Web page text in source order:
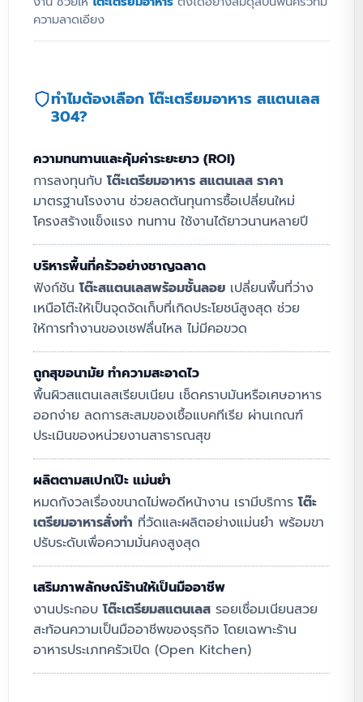
ความลาดเอียง
ทำไมต้องเลือก โต๊ะเตรียมอาหาร สแตนเลส
304?
ความทนทานและคุ้มค่าระยะยาว (ROI)
การลงทุนกับโต๊ะเตรียมอาหาร สแตนเลส ราคา
มาตรฐานโรงงาน ช่วยลดต้นทุนการซื้อเปลี่ยนใหม่
โครงสร้างแข็งแรง ทนทาน ใช้งานได้ยาวนานหลายปี
บริหารพื้นที่ครัวอย่างชาญฉลาด
ฟังก์ชันโต๊ะสแตนเลสพร้อมชั้นลอย เปลี่ยนพื้นที่ว่าง
เหนือโต๊ะให้เป็นจุดจัดเก็บที่เกิดประโยชน์สูงสุด ช่วย
ให้การทำงานของเชฟลื่นไหล ไม่มีคอขวด
ถูกสุขอนามัย ทำความสะอาดไว
พื้นผิวสแตนเลสเรียบเนียน เช็ดคราบมันหรือเศษอาหาร
ออกง่าย ลดการสะสมของเชื้อแบคทีเรีย ผ่านเกณฑ์
ประเมินของหน่วยงานสาธารณสุข
ผลิตตามสเปกเป๊ะ แม่นยำ
หมดกังวลเรื่องขนาดไม่พอดีหน้างาน เรามีบริการโต๊ะ
เตรียมอาหารสั่งทำ ที่วัดและผลิตอย่างแม่นยำ พร้อมขา
ปรับระดับเพื่อความมั่นคงสูงสุด
เสริมภาพลักษณ์ร้านให้เป็นมืออาชีพ
งานประกอบโต๊ะเตรียมสแตนเลส รอยเชื่อมเนียนสวย
สะท้อนความเป็นมืออาชีพของธุรกิจ โดยเฉพาะร้าน
อาหารประเภทครัวเปิด (Open Kitchen)